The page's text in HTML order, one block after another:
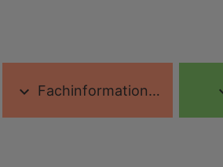
expand_more Fachinformationen